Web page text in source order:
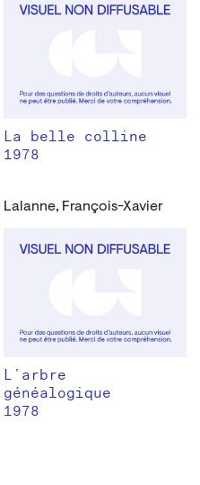
La belle colline
1978
Lalanne, François-Xavier
L’arbre
généalogique
1978